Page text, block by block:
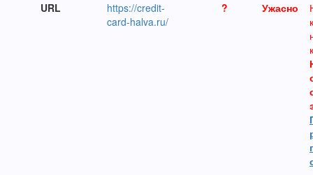
URL
https://credit-
card-halva.ru/
? Ужасно